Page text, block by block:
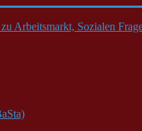
Arbeitsmarkt, Sozialen